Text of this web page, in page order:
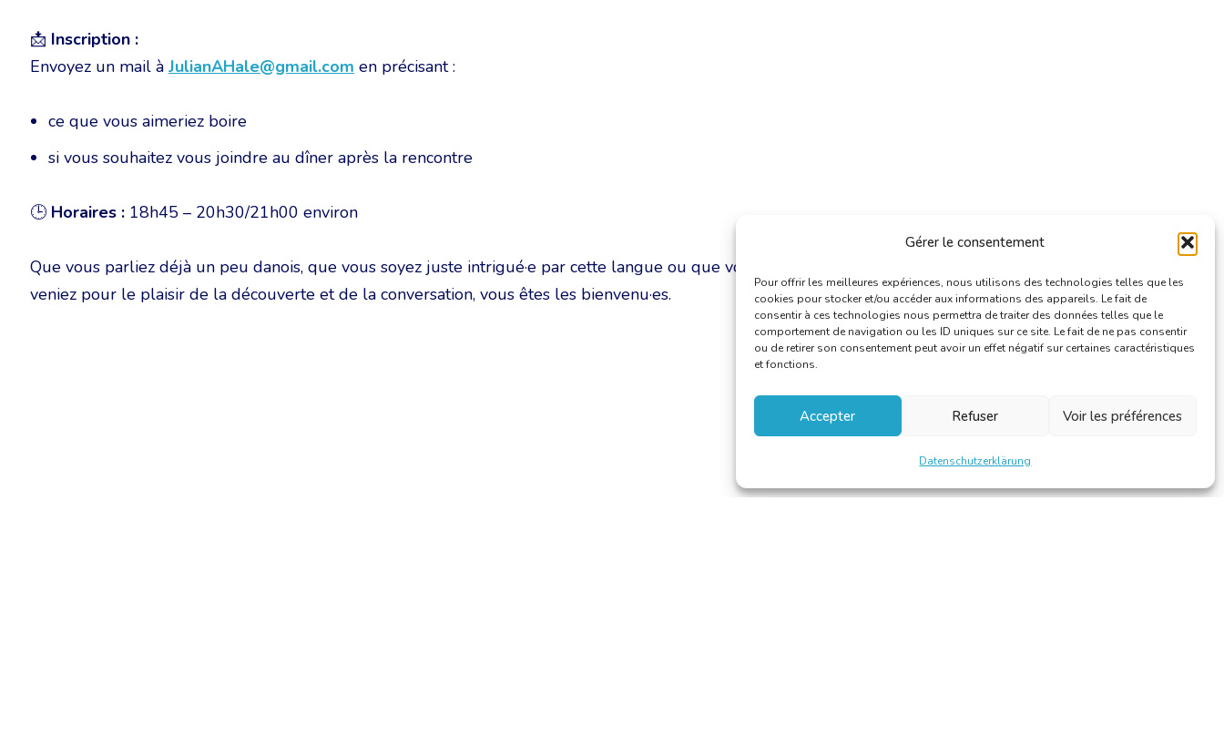
Gérer le consentement
Pour offrir les meilleures expériences, nous utilisons des technologies telles que les
cookies pour stocker et/ou accéder aux informations des appareils. Le fait de
consentir à ces technologies nous permettra de traiter des données telles que le
comportement de navigation ou les ID uniques sur ce site. Le fait de ne pas consentir
ou de retirer son consentement peut avoir un effet négatif sur certaines caractéristiques
et fonctions.
Accepter Refuser Voir les préférences
Datenschutzerklärung
📩 Inscription :
Envoyez un mail à JulianAHale@gmail.com en précisant :
ce que vous aimeriez boire
si vous souhaitez vous joindre au dîner après la rencontre
🕒 Horaires : 18h45 – 20h30/21h00 environ
Que vous parliez déjà un peu danois, que vous soyez juste intrigué·e par cette langue ou que vous
veniez pour le plaisir de la découverte et de la conversation, vous êtes les bienvenu·es.